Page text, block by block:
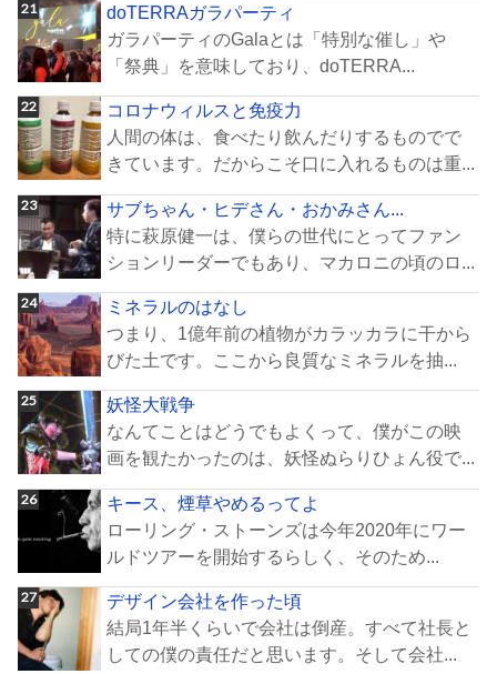
doTERRAガラパーティ
ガラパーティのGalaとは「特別な催し」や
「祭典」を意味しており、doTERRA...
コロナウィルスと免疫力
人間の体は、食べたり飲んだりするものでで
きています。だからこそ口に入れるものは重...
サブちゃん・ヒデさん・おかみさん...
特に萩原健一は、僕らの世代にとってファン
ションリーダーでもあり、マカロニの頃のロ...
ミネラルのはなし
つまり、1億年前の植物がカラッカラに干から
びた土です。ここから良質なミネラルを抽...
妖怪大戦争
なんてことはどうでもよくって、僕がこの映
画を観たかったのは、妖怪ぬらりひょん役で...
キース、煙草やめるってよ
ローリング・ストーンズは今年2020年にワー
ルドツアーを開始するらしく、そのため...
デザイン会社を作った頃
結局1年半くらいで会社は倒産。すべて社長と
しての僕の責任だと思います。そして会社...